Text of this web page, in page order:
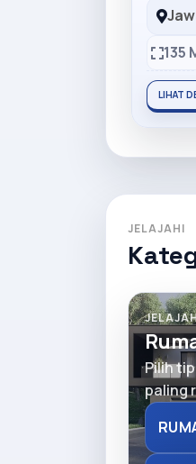
135
LIHAT
JELAJAHI
Pilih
paling